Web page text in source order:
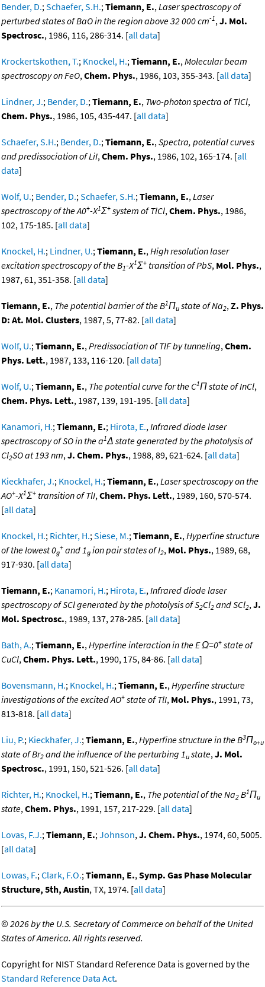
Bender, D.;Schaefer, S.H.;Tiemann, E.,Laser spectroscopy of
perturbed states of BaO in the region above 32 000 cm-1,J. Mol.
Spectrosc., 1986, 116, 286-314. [all data]
Krockertskothen, T.; Knockel, H.;Tiemann, E.,Molecular beam
spectroscopy on FeO,Chem. Phys., 1986, 103, 355-343. [all data]
Lindner, J.; Bender, D.;Tiemann, E., Two-photon spectra of TlCl,
Chem. Phys., 1986, 105, 435-447. [all data]
Schaefer, S.H.; Bender, D.;Tiemann, E.,Spectra, potential curves
and predissociation of LiI,Chem. Phys., 1986, 102, 165-174. [all
data]
Wolf, U.; Bender, D.;Schaefer, S.H.;Tiemann, E.,Laser
spectroscopy of the A0+-X1Σ+ system of TlCl,Chem. Phys., 1986,
102, 175-185. [all data]
Knockel, H.; Lindner, U.;Tiemann, E.,High resolution laser
excitation spectroscopy of the B1-X1Σ+ transition of PbS, Mol. Phys.,
1987, 61, 351-358. [all data]
Tiemann, E., The potential barrier of the B1Πu state of Na2,Z. Phys.
D: At. Mol. Clusters, 1987, 5, 77-82. [all data]
Wolf, U.;Tiemann, E.,Predissociation of TlF by tunneling,Chem.
Phys. Lett., 1987, 133, 116-120. [all data]
Wolf, U.;Tiemann, E., The potential curve for the C1Π state of InCl,
Chem. Phys. Lett., 1987, 139, 191-195. [all data]
Kanamori, H.;Tiemann, E.; Hirota, E.,Infrared diode laser
spectroscopy of SO in the a1Δ state generated by the photolysis of
Cl2SO at 193 nm,J. Chem. Phys., 1988, 89, 621-624. [all data]
Kieckhafer, J.; Knockel, H.;Tiemann, E.,Laser spectroscopy on the
AO+-X1Σ+ transition of TlI,Chem. Phys. Lett., 1989, 160, 570-574.
[all data]
Knockel, H.; Richter, H.;Siese, M.;Tiemann, E.,Hyperfine structure
of the lowest 0g
+ and 1g ion pair states of I2, Mol. Phys., 1989, 68,
917-930. [all data]
Tiemann, E.; Kanamori, H.; Hirota, E.,Infrared diode laser
spectroscopy of SCl generated by the photolysis of S2Cl2 and SCl2,J.
Mol. Spectrosc., 1989, 137, 278-285. [all data]
Bath, A.;Tiemann, E.,Hyperfine interaction in the E Ω=0+ state of
CuCl,Chem. Phys. Lett., 1990, 175, 84-86. [all data]
Bovensmann, H.; Knockel, H.;Tiemann, E.,Hyperfine structure
investigations of the excited AO+ state of TlI, Mol. Phys., 1991, 73,
813-818. [all data]
Liu, P.; Kieckhafer, J.;Tiemann, E.,Hyperfine structure in the B3Πo+u
state of Br2 and the influence of the perturbing 1u state,J. Mol.
Spectrosc., 1991, 150, 521-526. [all data]
Richter, H.; Knockel, H.;Tiemann, E., The potential of the Na2 B1Πu
state,Chem. Phys., 1991, 157, 217-229. [all data]
Lovas, F.J.;Tiemann, E.;Johnson,J. Chem. Phys., 1974, 60, 5005.
[all data]
Lowas, F.;Clark, F.O.;Tiemann, E.,Symp. Gas Phase Molecular
Structure, 5th, Austin, TX, 1974. [all data]
©2026 by the U.S. Secretary of Commerce on behalf of the United
States of America. All rights reserved.
Copyright for NIST Standard Reference Data is governed by the
Standard Reference Data Act.